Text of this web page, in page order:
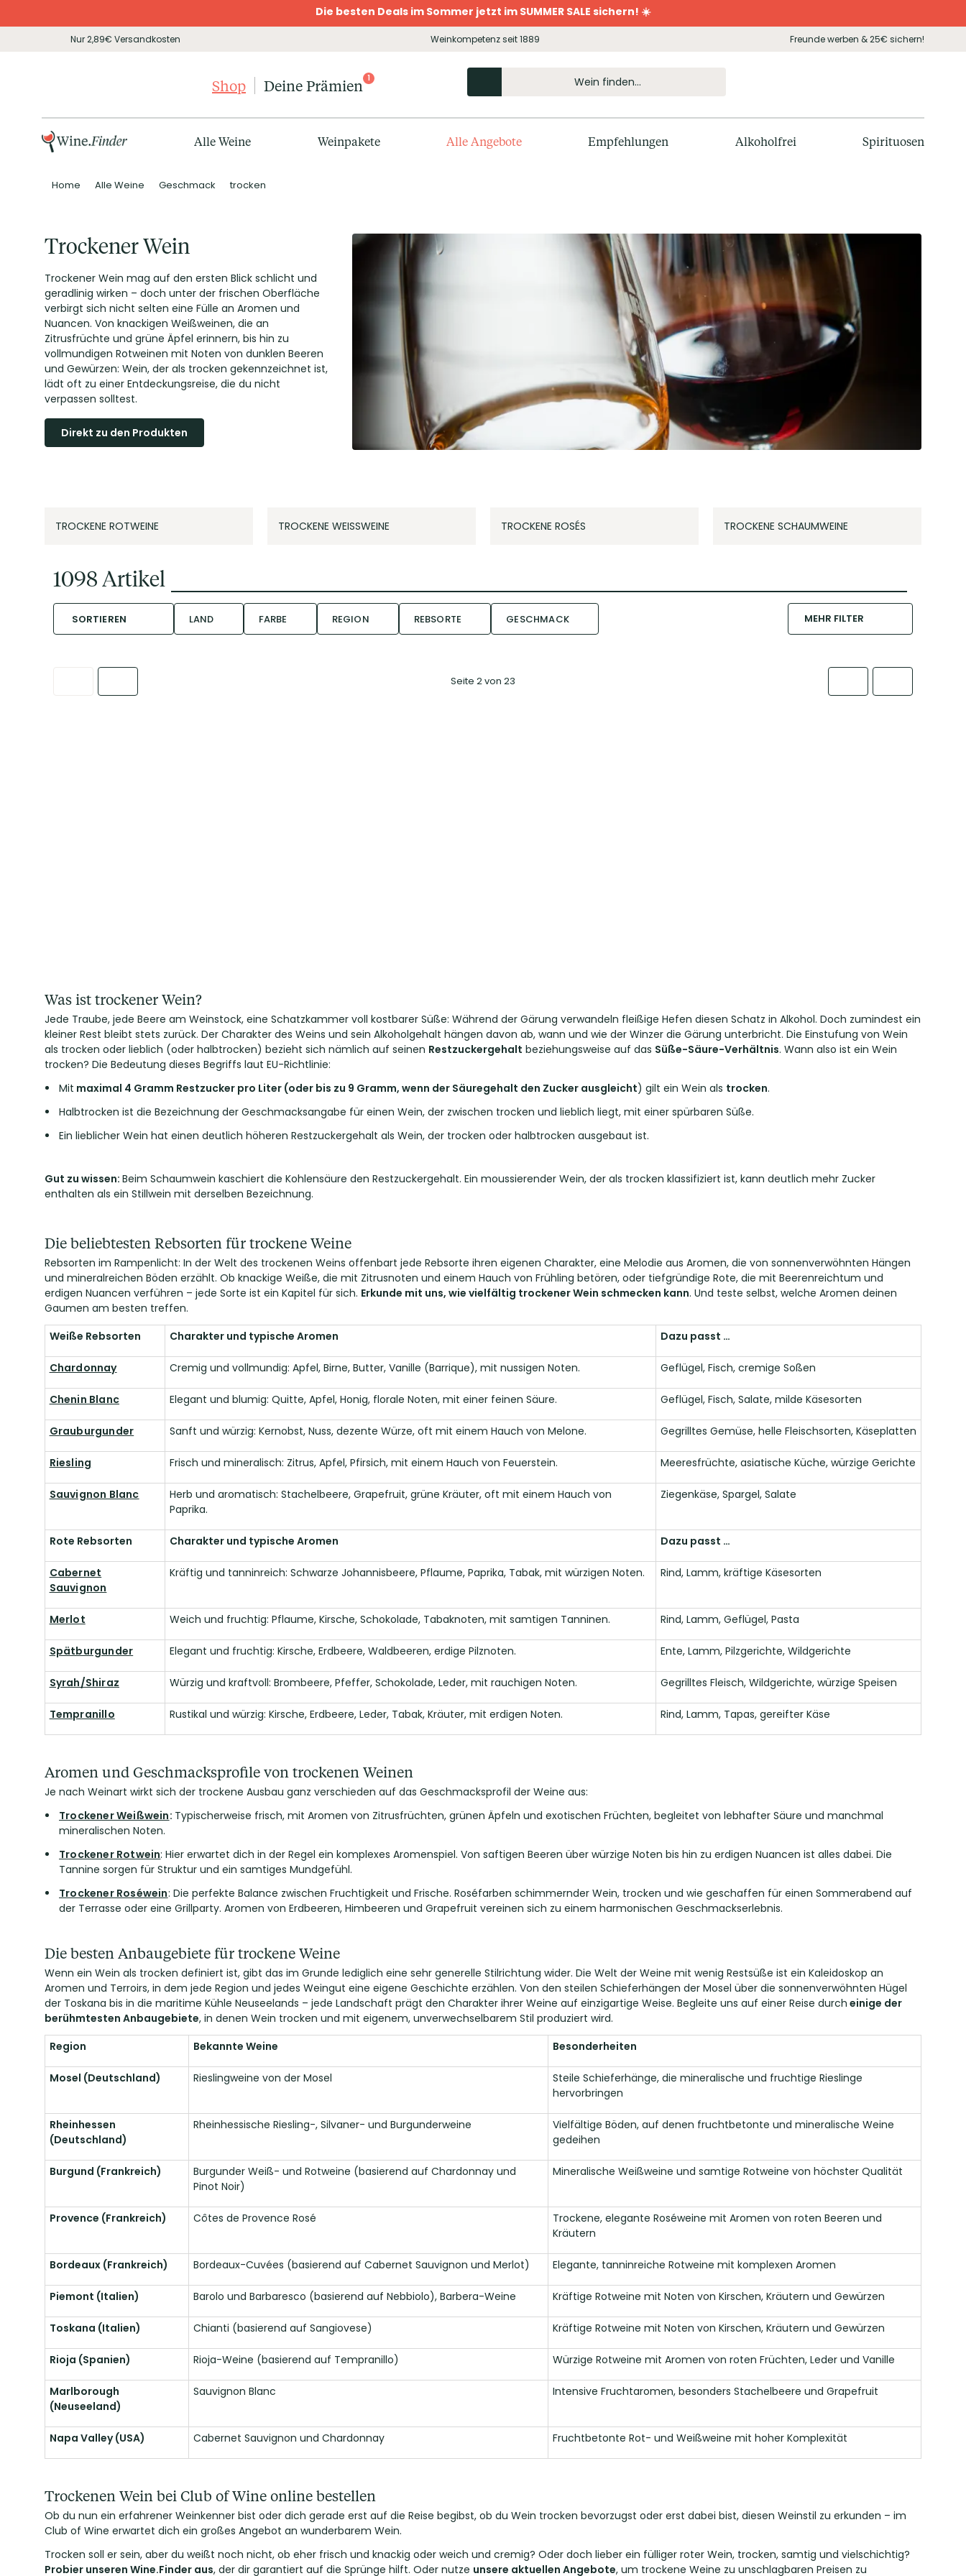
Die besten Deals im Sommer jetzt im SUMMER SALE sichern! ☀️
Nur 2,89€ Versandkosten Weinkompetenz seit 1889 Freunde werben & 25€ sichern!
Shop Deine Prämien 1
Alle Weine Weinpakete Alle Angebote Empfehlungen Alkoholfrei Spirituosen
Home Alle Weine Geschmack trocken
Trockener Wein
Trockener Wein mag auf den ersten Blick schlicht und
geradlinig wirken – doch unter der frischen Oberfläche
verbirgt sich nicht selten eine Fülle an Aromen und
Nuancen. Von knackigen Weißweinen, die an
Zitrusfrüchte und grüne Äpfel erinnern, bis hin zu
vollmundigen Rotweinen mit Noten von dunklen Beeren
und Gewürzen: Wein, der als trocken gekennzeichnet ist,
lädt oft zu einer Entdeckungsreise, die du nicht
verpassen solltest.
Direkt zu den Produkten
TROCKENE ROTWEINE TROCKENE WEISSWEINE TROCKENE ROSÉS TROCKENE SCHAUMWEINE
1098 Artikel
SORTIEREN LAND FARBE REGION REBSORTE GESCHMACK MEHR FILTER
Seite 2 von 23
Was ist trockener Wein?
Jede Traube, jede Beere am Weinstock, eine Schatzkammer voll kostbarer Süße: Während der Gärung verwandeln fleißige Hefen diesen Schatz in Alkohol. Doch zumindest ein
kleiner Rest bleibt stets zurück. Der Charakter des Weins und sein Alkoholgehalt hängen davon ab, wann und wie der Winzer die Gärung unterbricht. Die Einstufung von Wein
als trocken oder lieblich (oder halbtrocken) bezieht sich nämlich auf seinen Restzuckergehalt beziehungsweise auf das Süße-Säure-Verhältnis. Wann also ist ein Wein
trocken? Die Bedeutung dieses Begriffs laut EU-Richtlinie:
Mit maximal 4 Gramm Restzucker pro Liter (oder bis zu 9 Gramm, wenn der Säuregehalt den Zucker ausgleicht) gilt ein Wein als trocken.
Halbtrocken ist die Bezeichnung der Geschmacksangabe für einen Wein, der zwischen trocken und lieblich liegt, mit einer spürbaren Süße.
Ein lieblicher Wein hat einen deutlich höheren Restzuckergehalt als Wein, der trocken oder halbtrocken ausgebaut ist.
Gut zu wissen: Beim Schaumwein kaschiert die Kohlensäure den Restzuckergehalt. Ein moussierender Wein, der als trocken klassifiziert ist, kann deutlich mehr Zucker
enthalten als ein Stillwein mit derselben Bezeichnung.
Die beliebtesten Rebsorten für trockene Weine
Rebsorten im Rampenlicht: In der Welt des trockenen Weins offenbart jede Rebsorte ihren eigenen Charakter, eine Melodie aus Aromen, die von sonnenverwöhnten Hängen
und mineralreichen Böden erzählt. Ob knackige Weiße, die mit Zitrusnoten und einem Hauch von Frühling betören, oder tiefgründige Rote, die mit Beerenreichtum und
erdigen Nuancen verführen – jede Sorte ist ein Kapitel für sich. Erkunde mit uns, wie vielfältig trockener Wein schmecken kann. Und teste selbst, welche Aromen deinen
Gaumen am besten treffen.
Weiße Rebsorten
Charakter und typische Aromen Dazu passt …
Chardonnay Cremig und vollmundig: Apfel, Birne, Butter, Vanille (Barrique), mit nussigen Noten. Geflügel, Fisch, cremige Soßen
Chenin Blanc Elegant und blumig: Quitte, Apfel, Honig, florale Noten, mit einer feinen Säure. Geflügel, Fisch, Salate, milde Käsesorten
Grauburgunder Sanft und würzig: Kernobst, Nuss, dezente Würze, oft mit einem Hauch von Melone. Gegrilltes Gemüse, helle Fleischsorten, Käseplatten
Riesling Frisch und mineralisch: Zitrus, Apfel, Pfirsich, mit einem Hauch von Feuerstein. Meeresfrüchte, asiatische Küche, würzige Gerichte
Sauvignon Blanc
Herb und aromatisch: Stachelbeere, Grapefruit, grüne Kräuter, oft mit einem Hauch von
Paprika.
Ziegenkäse, Spargel, Salate
Rote Rebsorten Charakter und typische Aromen Dazu passt …
Cabernet
Sauvignon
Kräftig und tanninreich: Schwarze Johannisbeere, Pflaume, Paprika, Tabak, mit würzigen Noten. Rind, Lamm, kräftige Käsesorten
Merlot Weich und fruchtig: Pflaume, Kirsche, Schokolade, Tabaknoten, mit samtigen Tanninen. Rind, Lamm, Geflügel, Pasta
Spätburgunder Elegant und fruchtig: Kirsche, Erdbeere, Waldbeeren, erdige Pilznoten. Ente, Lamm, Pilzgerichte, Wildgerichte
Syrah/Shiraz Würzig und kraftvoll: Brombeere, Pfeffer, Schokolade, Leder, mit rauchigen Noten. Gegrilltes Fleisch, Wildgerichte, würzige Speisen
Tempranillo Rustikal und würzig: Kirsche, Erdbeere, Leder, Tabak, Kräuter, mit erdigen Noten. Rind, Lamm, Tapas, gereifter Käse
Aromen und Geschmacksprofile von trockenen Weinen
Je nach Weinart wirkt sich der trockene Ausbau ganz verschieden auf das Geschmacksprofil der Weine aus:
Trockener Weißwein: Typischerweise frisch, mit Aromen von Zitrusfrüchten, grünen Äpfeln und exotischen Früchten, begleitet von lebhafter Säure und manchmal
mineralischen Noten.
Trockener Rotwein: Hier erwartet dich in der Regel ein komplexes Aromenspiel. Von saftigen Beeren über würzige Noten bis hin zu erdigen Nuancen ist alles dabei. Die
Tannine sorgen für Struktur und ein samtiges Mundgefühl.
Trockener Roséwein: Die perfekte Balance zwischen Fruchtigkeit und Frische. Roséfarben schimmernder Wein, trocken und wie geschaffen für einen Sommerabend auf
der Terrasse oder eine Grillparty. Aromen von Erdbeeren, Himbeeren und Grapefruit vereinen sich zu einem harmonischen Geschmackserlebnis.
Die besten Anbaugebiete für trockene Weine
Wenn ein Wein als trocken definiert ist, gibt das im Grunde lediglich eine sehr generelle Stilrichtung wider. Die Welt der Weine mit wenig Restsüße ist ein Kaleidoskop an
Aromen und Terroirs, in dem jede Region und jedes Weingut eine eigene Geschichte erzählen. Von den steilen Schieferhängen der Mosel über die sonnenverwöhnten Hügel
der Toskana bis in die maritime Kühle Neuseelands – jede Landschaft prägt den Charakter ihrer Weine auf einzigartige Weise. Begleite uns auf einer Reise durch einige der
berühmtesten Anbaugebiete, in denen Wein trocken und mit eigenem, unverwechselbarem Stil produziert wird.
Region
Bekannte Weine Besonderheiten
Mosel (Deutschland) Rieslingweine von der Mosel
Steile Schieferhänge, die mineralische und fruchtige Rieslinge
hervorbringen
Rheinhessen
(Deutschland)
Rheinhessische Riesling-, Silvaner- und Burgunderweine
Vielfältige Böden, auf denen fruchtbetonte und mineralische Weine
gedeihen
Burgund (Frankreich)
Burgunder Weiß- und Rotweine (basierend auf Chardonnay und
Pinot Noir)
Mineralische Weißweine und samtige Rotweine von höchster Qualität
Provence (Frankreich) Côtes de Provence Rosé
Trockene, elegante Roséweine mit Aromen von roten Beeren und
Kräutern
Bordeaux (Frankreich) Bordeaux-Cuvées (basierend auf Cabernet Sauvignon und Merlot) Elegante, tanninreiche Rotweine mit komplexen Aromen
Piemont (Italien) Barolo und Barbaresco (basierend auf Nebbiolo), Barbera-Weine Kräftige Rotweine mit Noten von Kirschen, Kräutern und Gewürzen
Toskana (Italien) Chianti (basierend auf Sangiovese) Kräftige Rotweine mit Noten von Kirschen, Kräutern und Gewürzen
Rioja (Spanien) Rioja-Weine (basierend auf Tempranillo) Würzige Rotweine mit Aromen von roten Früchten, Leder und Vanille
Marlborough
(Neuseeland)
Sauvignon Blanc Intensive Fruchtaromen, besonders Stachelbeere und Grapefruit
Napa Valley (USA) Cabernet Sauvignon und Chardonnay Fruchtbetonte Rot- und Weißweine mit hoher Komplexität
Trockenen Wein bei Club of Wine online bestellen
Ob du nun ein erfahrener Weinkenner bist oder dich gerade erst auf die Reise begibst, ob du Wein trocken bevorzugst oder erst dabei bist, diesen Weinstil zu erkunden – im
Club of Wine erwartet dich ein großes Angebot an wunderbarem Wein.
Trocken soll er sein, aber du weißt noch nicht, ob eher frisch und knackig oder weich und cremig? Oder doch lieber ein fülliger roter Wein, trocken, samtig und vielschichtig?
Probier unseren Wine.Finder aus, der dir garantiert auf die Sprünge hilft. Oder nutze unsere aktuellen Angebote, um trockene Weine zu unschlagbaren Preisen zu